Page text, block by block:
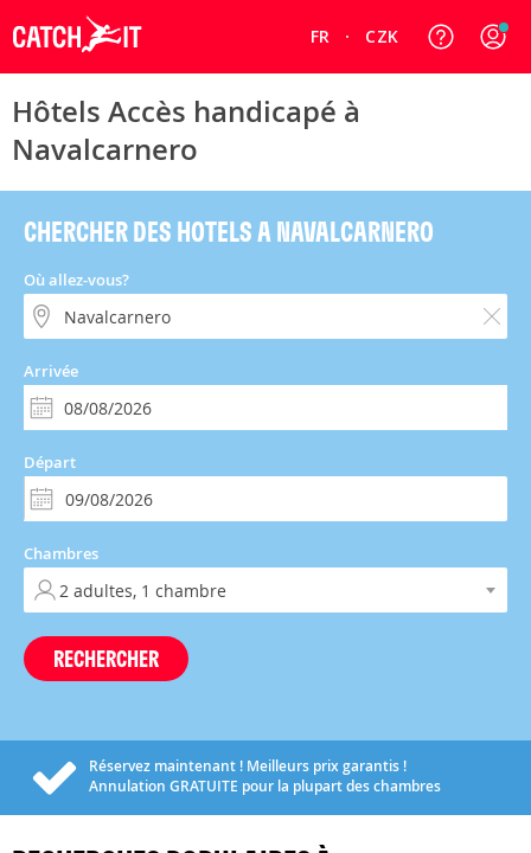
FR CZK
Hôtels Accès handicapé à
Navalcarnero
CHERCHER DES HOTELS A NAVALCARNERO
Où allez-vous?
Arrivée
Départ
Chambres
RECHERCHER
Réservez maintenant ! Meilleurs prix garantis !
Annulation GRATUITE pour la plupart des chambres